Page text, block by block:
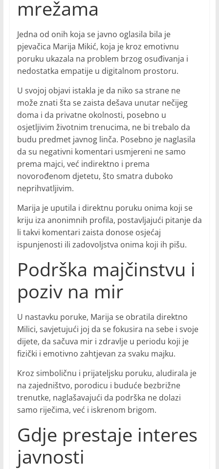
mrežama
Jedna od onih koja se javno oglasila bila je
pjevačica Marija Mikić, koja je kroz emotivnu
poruku ukazala na problem brzog osuđivanja i
nedostatka empatije u digitalnom prostoru.
U svojoj objavi istakla je da niko sa strane ne
može znati šta se zaista dešava unutar nečijeg
doma i da privatne okolnosti, posebno u
osjetljivim životnim trenucima, ne bi trebalo da
budu predmet javnog linča. Posebno je naglasila
da su negativni komentari usmjereni ne samo
prema majci, već indirektno i prema
novorođenom djetetu, što smatra duboko
neprihvatljivim.
Marija je uputila i direktnu poruku onima koji se
kriju iza anonimnih profila, postavljajući pitanje da
li takvi komentari zaista donose osjećaj
ispunjenosti ili zadovoljstva onima koji ih pišu.
Podrška majčinstvu i
poziv na mir
U nastavku poruke, Marija se obratila direktno
Milici, savjetujući joj da se fokusira na sebe i svoje
dijete, da sačuva mir i zdravlje u periodu koji je
fizički i emotivno zahtjevan za svaku majku.
Kroz simboličnu i prijateljsku poruku, aludirala je
na zajedništvo, porodicu i buduće bezbrižne
trenutke, naglašavajući da podrška ne dolazi
samo riječima, već i iskrenom brigom.
Gdje prestaje interes
javnosti